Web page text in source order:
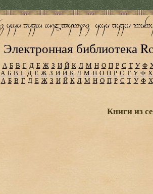
Электронная библиотека
А Б В Г Д Е Ж З И Й К Л М Н О П Р С Т У Ф
А Б В Г Д Е Ж З И Й К Л М Н О П Р С Т У Ф Х
А Б В Г Д Е Ж З И Й К Л М Н О П Р С Т У Ф Х
Книги из